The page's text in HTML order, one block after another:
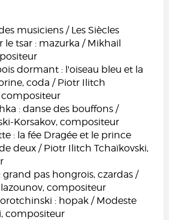
musiciens / Les Siècles
le tsar : mazurka / Mikhail
dormant : l'oiseau bleu et la
coda / Piotr Ilitch
compositeur
: danse des bouffons /
Korsakov, compositeur
: la fée Dragée et le prince
deux / Piotr Ilitch Tchaïkovski,
pas hongrois, czardas /
compositeur
: hopak / Modeste
compositeur